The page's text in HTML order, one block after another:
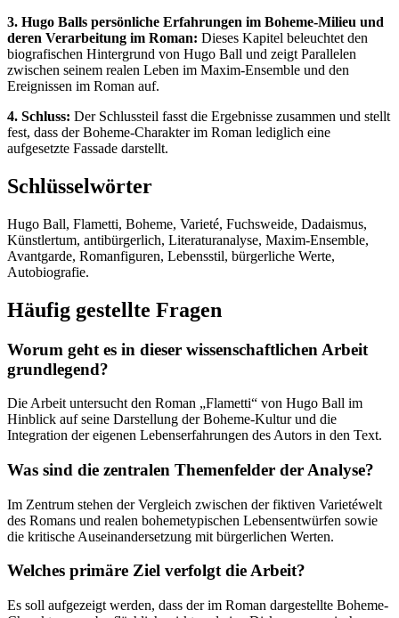
3. Hugo Balls persönliche Erfahrungen im Boheme-Milieu und
deren Verarbeitung im Roman: Dieses Kapitel beleuchtet den
biografischen Hintergrund von Hugo Ball und zeigt Parallelen
zwischen seinem realen Leben im Maxim-Ensemble und den
Ereignissen im Roman auf.
4. Schluss: Der Schlussteil fasst die Ergebnisse zusammen und stellt
fest, dass der Boheme-Charakter im Roman lediglich eine
aufgesetzte Fassade darstellt.
Schlüsselwörter
Hugo Ball, Flametti, Boheme, Varieté, Fuchsweide, Dadaismus,
Künstlertum, antibürgerlich, Literaturanalyse, Maxim-Ensemble,
Avantgarde, Romanfiguren, Lebensstil, bürgerliche Werte,
Autobiografie.
Häufig gestellte Fragen
Worum geht es in dieser wissenschaftlichen Arbeit
grundlegend?
Die Arbeit untersucht den Roman „Flametti“ von Hugo Ball im
Hinblick auf seine Darstellung der Boheme-Kultur und die
Integration der eigenen Lebenserfahrungen des Autors in den Text.
Was sind die zentralen Themenfelder der Analyse?
Im Zentrum stehen der Vergleich zwischen der fiktiven Varietéwelt
des Romans und realen bohemetypischen Lebensentwürfen sowie
die kritische Auseinandersetzung mit bürgerlichen Werten.
Welches primäre Ziel verfolgt die Arbeit?
Es soll aufgezeigt werden, dass der im Roman dargestellte Boheme-